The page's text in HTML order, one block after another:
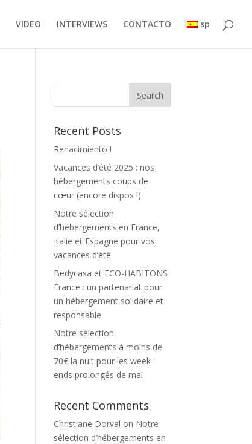
VIDEO INTERVIEWS CONTACTO sp
Recent Posts
Renacimiento !
Vacances d’été 2025 : nos
hébergements coups de
cœur (encore dispos !)
Notre sélection
d’hébergements en France,
Italie et Espagne pour vos
vacances d’été
Bedycasa et ECO-HABITONS
France : un partenariat pour
un hébergement solidaire et
responsable
Notre sélection
d’hébergements à moins de
70€ la nuit pour les week-
ends prolongés de mai
Recent Comments
Christiane Dorval on Notre
sélection d’hébergements en